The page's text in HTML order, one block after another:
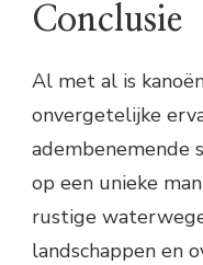
Conclusie
Al met al is
onvergetelijke
adembenemende
op een unieke
rustige
landschappen en